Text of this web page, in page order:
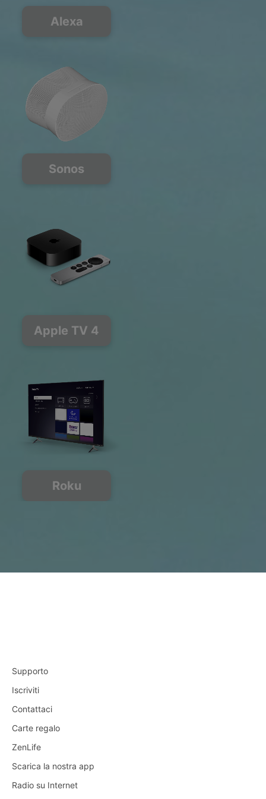
Alexa
Sonos
Apple TV 4
Roku
Supporto
Iscriviti
Contattaci
Carte regalo
ZenLife
Scarica la nostra app
Radio su Internet